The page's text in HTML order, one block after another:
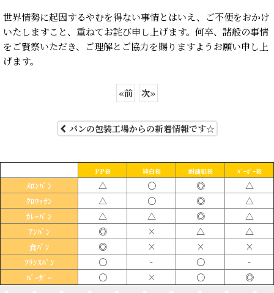
世界情勢に起因するやむを得ない事情とはいえ、ご不便をおかけ
いたしますこと、重ねてお詫び申し上げます。何卒、諸般の事情
をご賢察いただき、ご理解とご協力を賜りますようお願い申し上
げます。
«前 次»
パンの包装工場からの新着情報です☆
PP袋 純白袋 耐油紙袋 ﾊﾞｰｶﾞｰ袋
ﾒﾛﾝﾊﾟﾝ △ 〇 ◎ △
ｸﾛﾜｯｻﾝ △ 〇 ◎ △
ｶﾚｰﾊﾟﾝ △ △ ◎ △
ｱﾝﾊﾟﾝ ◎ × △ △
食ﾊﾟﾝ ◎ × × ×
ﾌﾗﾝｽﾊﾟﾝ 〇 - 〇 -
ﾊﾞｰｶﾞｰ 〇 × 〇 ◎